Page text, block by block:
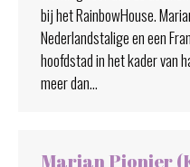
bij het RainbowHouse.
Nederlandstalige en een
hoofdstad in het kader van
meer dan…
Marian Pionier